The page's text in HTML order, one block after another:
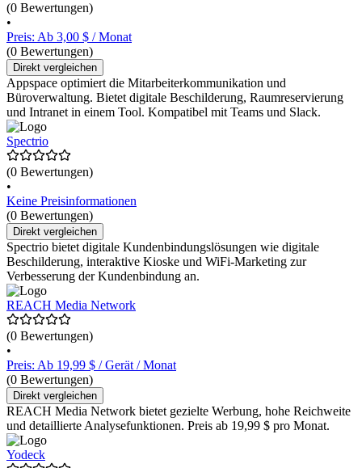
(0 Bewertungen)
•
Preis: Ab 3,00 $ / Monat
(0 Bewertungen)
Direkt vergleichen
Appspace optimiert die Mitarbeiterkommunikation und
Büroverwaltung. Bietet digitale Beschilderung, Raumreservierung
und Intranet in einem Tool. Kompatibel mit Teams und Slack.
Spectrio
(0 Bewertungen)
•
Keine Preisinformationen
(0 Bewertungen)
Direkt vergleichen
Spectrio bietet digitale Kundenbindungslösungen wie digitale
Beschilderung, interaktive Kioske und WiFi-Marketing zur
Verbesserung der Kundenbindung an.
REACH Media Network
(0 Bewertungen)
•
Preis: Ab 19,99 $ / Gerät / Monat
(0 Bewertungen)
Direkt vergleichen
REACH Media Network bietet gezielte Werbung, hohe Reichweite
und detaillierte Analysefunktionen. Preis ab 19,99 $ pro Monat.
Yodeck